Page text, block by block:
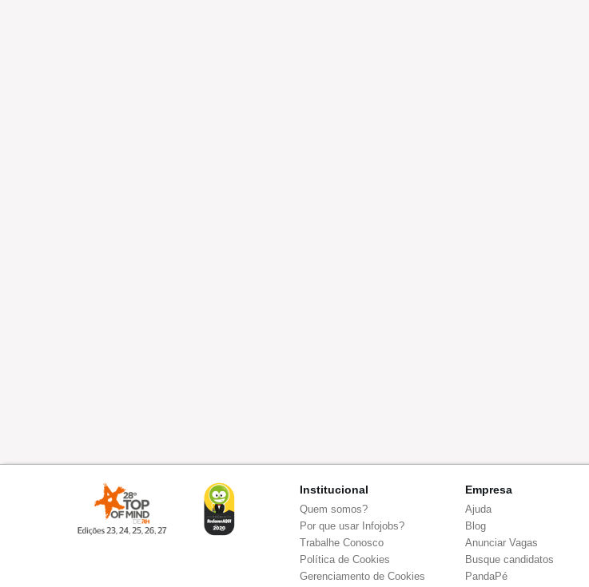
Institucional
Quem somos?
Por que usar Infojobs?
Trabalhe Conosco
Política de Cookies
Gerenciamento de Cookies
Empresa
Ajuda
Blog
Anunciar Vagas
Busque candidatos
PandaPé